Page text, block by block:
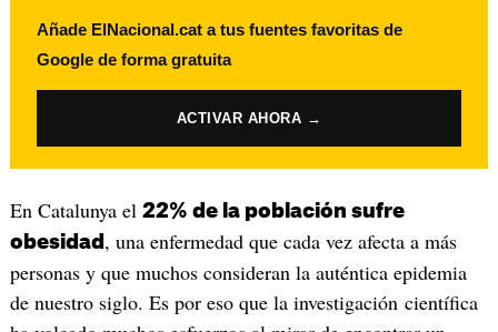
Añade ElNacional.cat a tus fuentes favoritas de
Google de forma gratuita
ACTIVAR AHORA →
En Catalunya el 22% de la población sufre
obesidad , una enfermedad que cada vez afecta a más
personas y que muchos consideran la auténtica epidemia
de nuestro siglo. Es por eso que la investigación científica